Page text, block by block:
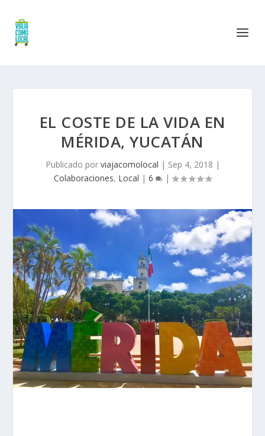
EL COSTE DE LA VIDA EN
MÉRIDA, YUCATÁN
Publicado por viajacomolocal | Sep 4, 2018 |
Colaboraciones, Local | 6 |